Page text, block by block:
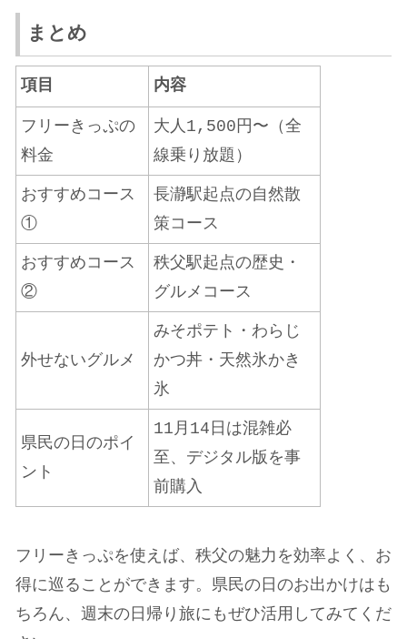
まとめ
項目 内容
フリーきっぷの
料金
大人1,500円〜（全
線乗り放題）
おすすめコース
①
長瀞駅起点の自然散
策コース
おすすめコース
②
秩父駅起点の歴史・
グルメコース
外せないグルメ
みそポテト・わらじ
かつ丼・天然氷かき
氷
県民の日のポイ
ント
11月14日は混雑必
至、デジタル版を事
前購入
フリーきっぷを使えば、秩父の魅力を効率よく、お
得に巡ることができます。県民の日のお出かけはも
ちろん、週末の日帰り旅にもぜひ活用してみてくだ